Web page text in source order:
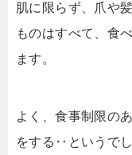
肌に限らず、爪や
ものはすべて、食
ます。
よく、食事制限の
をする‥というで